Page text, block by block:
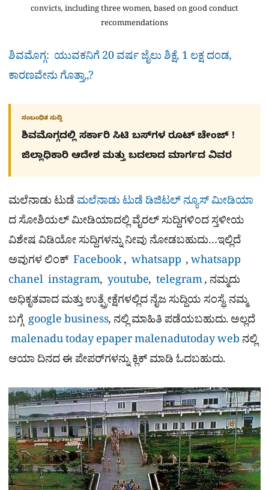
convicts, including three women, based on good conduct
recommendations
ಶಿವಮೊಗ್ಗ: ಯುವಕನಿಗೆ 20 ವರ್ಷ ಜೈಲು ಶಿಕ್ಷೆ, 1 ಲಕ್ಷ ದಂಡ,
ಕಾರಣವೇನು ಗೊತ್ತಾ,,?
ಸಂಬಂಧಿತ ಸುದ್ದಿ
ಶಿವಮೊಗ್ಗದಲ್ಲಿ ಸರ್ಕಾರಿ ಸಿಟಿ ಬಸ್​ಗಳ ರೂಟ್ ಚೇಂಜ್ !
ಜಿಲ್ಲಾಧಿಕಾರಿ ಆದೇಶ ಮತ್ತು ಬದಲಾದ ಮಾರ್ಗದ ವಿವರ
ಮಲೆನಾಡು ಟುಡೆ ಮಲೆನಾಡು ಟುಡೆ ಡಿಜಿಟಲ್ ನ್ಯೂಸ್ ಮೀಡಿಯಾ
ದ ಸೋಶಿಯಲ್​ ಮೀಡಿಯಾದಲ್ಲಿ ವೈರಲ್​ ಸುದ್ದಿಗಳಿಂದ ಸ್ತಳೀಯ
ವಿಶೇಷ ವಿಡಿಯೋ ಸುದ್ದಿಗಳನ್ನು ನೀವು ನೋಡಬಹುದು…ಇಲ್ಲಿದೆ
ಅವುಗಳ ಲಿಂಕ್ Facebook, whatsapp ,whatsapp
chanel instagram, youtube, telegram, ನಮ್ಮದು
ಅಧಿಕೃತವಾದ ಮತ್ತು ಉತ್ಪ್ರೇಕ್ಷೆಗಳಲ್ಲಿದ ನೈಜ ಸುದ್ದಿಯ ಸಂಸ್ಥೆ. ನಮ್ಮ
ಬಗ್ಗೆ google business, ನಲ್ಲಿ ಮಾಹಿತಿ ಪಡೆಯಬಹುದು. ಅಲ್ಲದೆ
malenadu today epapermalenadutoday web ನಲ್ಲಿ
ಆಯಾ ದಿನದ ಈ ಪೇಪರ್​ಗಳನ್ನು ಕ್ಲಿಕ್ ಮಾಡಿ ಓದಬಹುದು.